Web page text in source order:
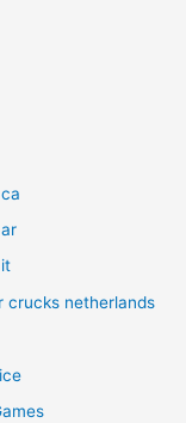
crucks netherlands